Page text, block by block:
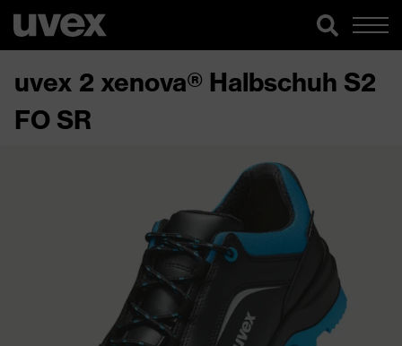
uvex 2 xenova® Halbschuh S2
FO SR